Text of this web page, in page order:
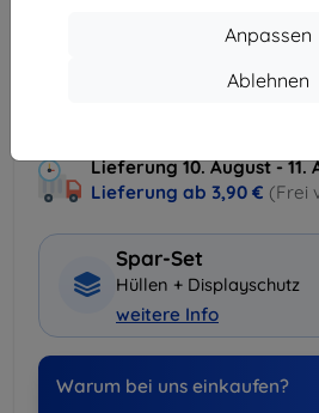
Anpassen
Ablehnen
Lieferung 10. August - 11.
Lieferung ab 3,90 € (Frei
Spar-Set
Hüllen + Displayschutz
weitere Info
Warum bei uns einkaufen?